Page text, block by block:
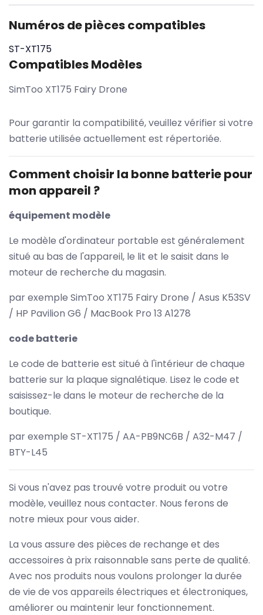
Numéros de pièces compatibles
ST-XT175
Compatibles Modèles
SimToo XT175 Fairy Drone
Pour garantir la compatibilité, veuillez vérifier si votre
batterie utilisée actuellement est répertoriée.
Comment choisir la bonne batterie pour
mon appareil ?
équipement modèle
Le modèle d'ordinateur portable est généralement
situé au bas de l'appareil, le lit et le saisit dans le
moteur de recherche du magasin.
par exemple SimToo XT175 Fairy Drone / Asus K53SV
/ HP Pavilion G6 / MacBook Pro 13 A1278
code batterie
Le code de batterie est situé à l'intérieur de chaque
batterie sur la plaque signalétique. Lisez le code et
saisissez-le dans le moteur de recherche de la
boutique.
par exemple ST-XT175 / AA-PB9NC6B / A32-M47 /
BTY-L45
Si vous n'avez pas trouvé votre produit ou votre
modèle, veuillez nous contacter. Nous ferons de
notre mieux pour vous aider.
La vous assure des pièces de rechange et des
accessoires à prix raisonnable sans perte de qualité.
Avec nos produits nous voulons prolonger la durée
de vie de vos appareils électriques et électroniques,
améliorer ou maintenir leur fonctionnement.